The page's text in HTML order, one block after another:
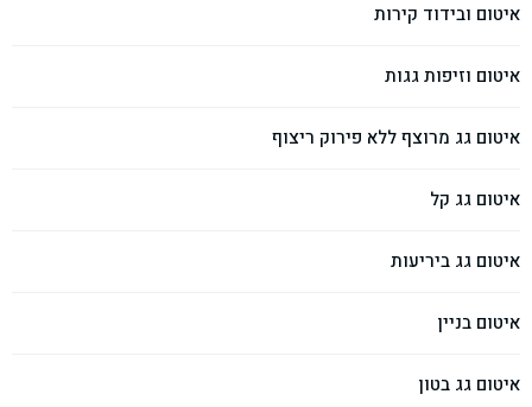
איטום ובידוד קירות
איטום וזיפות גגות
איטום גג מרוצף ללא פירוק ריצוף
איטום גג קל
איטום גג ביריעות
איטום בניין
איטום גג בטון